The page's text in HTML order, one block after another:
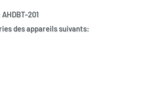
AHDBT-201
des appareils suivants: